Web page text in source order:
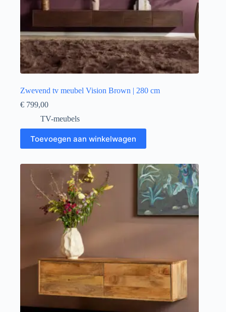
Zwevend tv meubel Vision Brown | 280 cm
€ 799,00
TV-meubels
Toevoegen aan winkelwagen